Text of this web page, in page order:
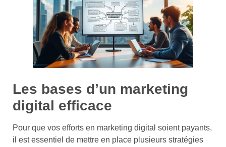
Les bases d’un marketing
digital efficace
Pour que vos efforts en marketing digital soient payants,
il est essentiel de mettre en place plusieurs stratégies